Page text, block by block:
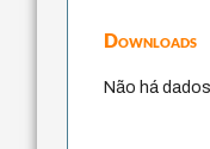
Downloads
Não há